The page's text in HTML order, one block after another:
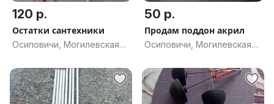
120 р.
Остатки сантехники
Осиповичи, Могилевская
50 р.
Продам поддон акрил
Осиповичи, Могилевская